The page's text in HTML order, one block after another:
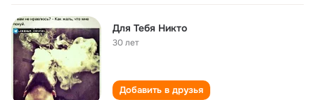
Для Тебя Никто
30 лет
Добавить в друзья